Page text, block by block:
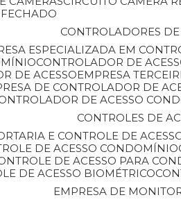
FECHADO
CONTROLADORES
ESPECIALIZADA EM
CONTROLADOR DE
DE ACESSO
EMPRESA
DE CONTROLADOR DE
DE ACESSO
CONTROLES DE
E CONTROLE DE
DE ACESSO CONDOMÍNIO
DE ACESSO PARA
DE ACESSO BIOMÉTRICO
EMPRESA DE